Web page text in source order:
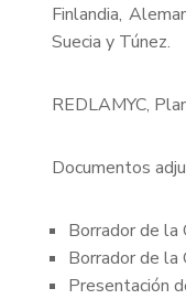
Finlandia,
Suecia y Túnez.
REDLAMYC,
Documentos
Borrador de la
Borrador de la
Presentación